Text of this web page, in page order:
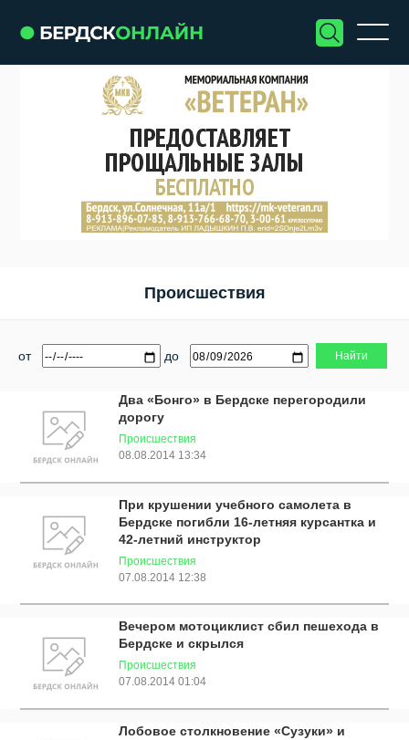
Происшествия
от до
Происшествия
08.08.2014 13:34
Два «Бонго» в Бердске перегородили
дорогу
Происшествия
07.08.2014 12:38
При крушении учебного самолета в
Бердске погибли 16-летняя курсантка и
42-летний инструктор
Происшествия
07.08.2014 01:04
Вечером мотоциклист сбил пешехода в
Бердске и скрылся
Лобовое столкновение «Сузуки» и